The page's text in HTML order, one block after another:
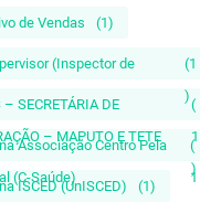
de Vendas (1)
(Inspector de
(1
)
SECRETÁRIA DE
– MAPUTO E TETE
(
1
)
Associação Centro Pela
(C-Saúde)
(
1
ISCED (UnISCED) (1)